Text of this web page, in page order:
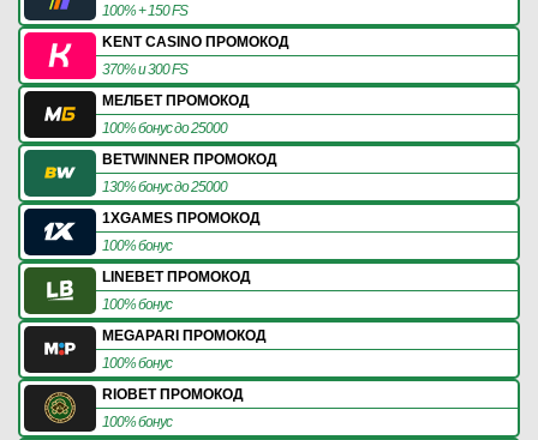
100% + 150 FS
KENT CASINO ПРОМОКОД
370% и 300 FS
МЕЛБЕТ ПРОМОКОД
100% бонус до 25000
BETWINNER ПРОМОКОД
130% бонус до 25000
1XGAMES ПРОМОКОД
100% бонус
LINEBET ПРОМОКОД
100% бонус
MEGAPARI ПРОМОКОД
100% бонус
RIOBET ПРОМОКОД
100% бонус